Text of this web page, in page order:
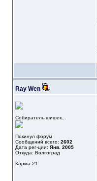
Ray Wen
Собиратель шишек...
Покинул форум
Сообщений всего: 2602
Дата рег-ции: Янв. 2005
Откуда: Волгоград
Карма 21